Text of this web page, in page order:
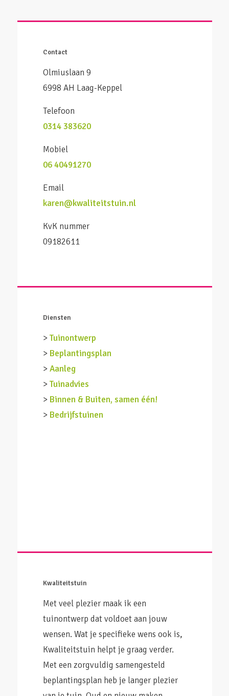
Contact
Olmiuslaan 9
6998 AH Laag-Keppel
Telefoon
0314 383620
Mobiel
06 40491270
Email
karen@kwaliteitstuin.nl
KvK nummer
09182611
Diensten
>Tuinontwerp
> Beplantingsplan
>Aanleg
>Tuinadvies
> Binnen & Buiten, samen één!
> Bedrijfstuinen
Kwaliteitstuin
Met veel plezier maak ik een
tuinontwerp dat voldoet aan jouw
wensen. Wat je specifieke wens ook is,
Kwaliteitstuin helpt je graag verder.
Met een zorgvuldig samengesteld
beplantingsplan heb je langer plezier